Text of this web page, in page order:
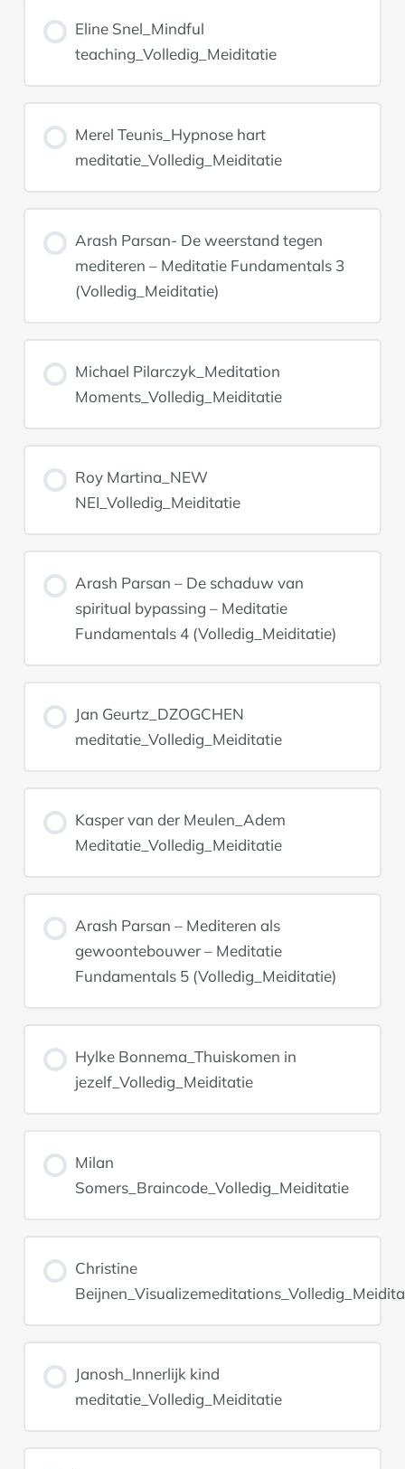
Eline Snel_Mindful
teaching_Volledig_Meiditatie
Merel Teunis_Hypnose hart
meditatie_Volledig_Meiditatie
Arash Parsan- De weerstand tegen
mediteren – Meditatie Fundamentals 3
(Volledig_Meiditatie)
Michael Pilarczyk_Meditation
Moments_Volledig_Meiditatie
Roy Martina_NEW
NEI_Volledig_Meiditatie
Arash Parsan – De schaduw van
spiritual bypassing – Meditatie
Fundamentals 4 (Volledig_Meiditatie)
Jan Geurtz_DZOGCHEN
meditatie_Volledig_Meiditatie
Kasper van der Meulen_Adem
Meditatie_Volledig_Meiditatie
Arash Parsan – Mediteren als
gewoontebouwer – Meditatie
Fundamentals 5 (Volledig_Meiditatie)
Hylke Bonnema_Thuiskomen in
jezelf_Volledig_Meiditatie
Milan
Somers_Braincode_Volledig_Meiditatie
Christine
Janosh_Innerlijk kind
meditatie_Volledig_Meiditatie